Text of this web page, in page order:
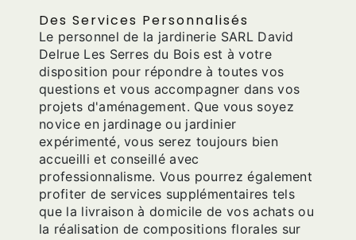
Des Services Personnalisés
Le personnel de la jardinerie SARL David
Delrue Les Serres du Bois est à votre
disposition pour répondre à toutes vos
questions et vous accompagner dans vos
projets d'aménagement. Que vous soyez
novice en jardinage ou jardinier
expérimenté, vous serez toujours bien
accueilli et conseillé avec
professionnalisme. Vous pourrez également
profiter de services supplémentaires tels
que la livraison à domicile de vos achats ou
la réalisation de compositions florales sur